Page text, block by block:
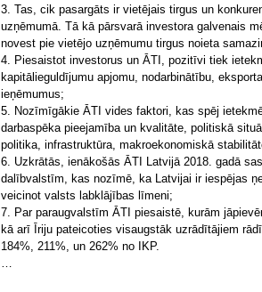
3. Tas, cik pasargāts ir vietējais tirgus un
uzņēmumā. Tā kā pārsvarā investora galvenais
novest pie vietējo uzņēmumu tirgus noieta
4. Piesaistot investorus un ĀTI, pozitīvi tiek
kapitālieguldījumu apjomu, nodarbinātību,
ieņēmumus;
5. Nozīmīgākie ĀTI vides faktori, kas spēj
darbaspēka pieejamība un kvalitāte, politiskā
politika, infrastruktūra, makroekonomiskā
6. Uzkrātās, ienākošās ĀTI Latvijā 2018. gadā
dalībvalstīm, kas nozīmē, ka Latvijai ir iespējas
veicinot valsts labklājības līmeni;
7. Par paraugvalstīm ĀTI piesaistē, kurām
kā arī Īriju pateicoties visaugstāk uzrādītājiem
184%, 211%, un 262% no IKP.
…